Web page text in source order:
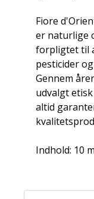
Fiore
er naturlige
forpligtet til
pesticider
Gennem
udvalgt
altid
Indhold: 10